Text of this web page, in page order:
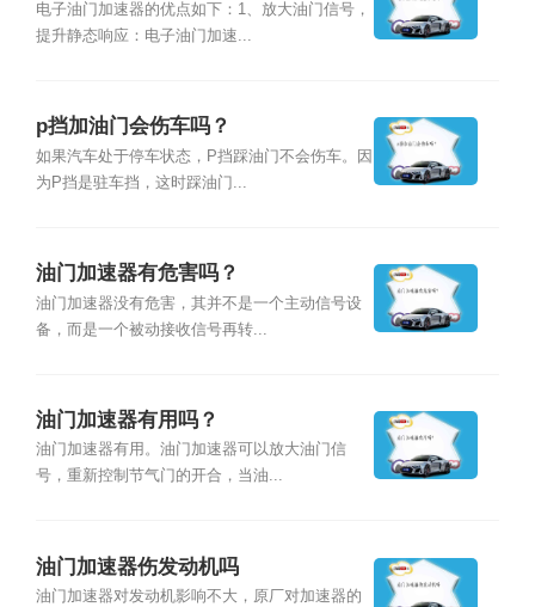
电子油门加速器的优点如下：1、放大油门信号，
提升静态响应：电子油门加速...
p挡加油门会伤车吗？
如果汽车处于停车状态，P挡踩油门不会伤车。因
为P挡是驻车挡，这时踩油门...
油门加速器有危害吗？
油门加速器没有危害，其并不是一个主动信号设
备，而是一个被动接收信号再转...
油门加速器有用吗？
油门加速器有用。油门加速器可以放大油门信
号，重新控制节气门的开合，当油...
油门加速器伤发动机吗
油门加速器对发动机影响不大，原厂对加速器的